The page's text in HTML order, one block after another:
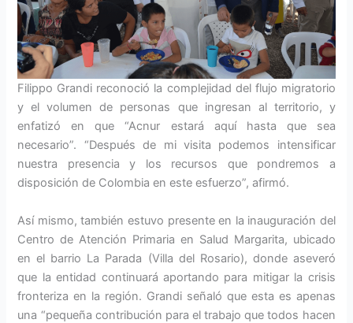
Filippo Grandi reconoció la complejidad del flujo migratorio
y el volumen de personas que ingresan al territorio, y
enfatizó en que “Acnur estará aquí hasta que sea
necesario”. “Después de mi visita podemos intensificar
nuestra presencia y los recursos que pondremos a
disposición de Colombia en este esfuerzo”, afirmó.
Así mismo, también estuvo presente en la inauguración del
Centro de Atención Primaria en Salud Margarita, ubicado
en el barrio La Parada (Villa del Rosario), donde aseveró
que la entidad continuará aportando para mitigar la crisis
fronteriza en la región. Grandi señaló que esta es apenas
una “pequeña contribución para el trabajo que todos hacen